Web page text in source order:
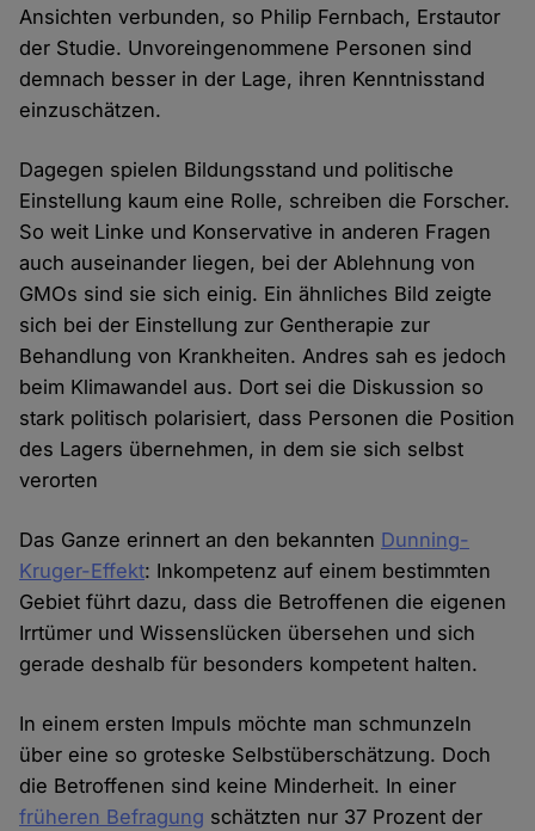
Ansichten verbunden, so Philip Fernbach, Erstautor
der Studie. Unvoreingenommene Personen sind
demnach besser in der Lage, ihren Kenntnisstand
einzuschätzen.
Dagegen spielen Bildungsstand und politische
Einstellung kaum eine Rolle, schreiben die Forscher.
So weit Linke und Konservative in anderen Fragen
auch auseinander liegen, bei der Ablehnung von
GMOs sind sie sich einig. Ein ähnliches Bild zeigte
sich bei der Einstellung zur Gentherapie zur
Behandlung von Krankheiten. Andres sah es jedoch
beim Klimawandel aus. Dort sei die Diskussion so
stark politisch polarisiert, dass Personen die Position
des Lagers übernehmen, in dem sie sich selbst
verorten
Das Ganze erinnert an den bekannten Dunning-
Kruger-Effekt: Inkompetenz auf einem bestimmten
Gebiet führt dazu, dass die Betroffenen die eigenen
Irrtümer und Wissenslücken übersehen und sich
gerade deshalb für besonders kompetent halten.
In einem ersten Impuls möchte man schmunzeln
über eine so groteske Selbstüberschätzung. Doch
die Betroffenen sind keine Minderheit. In einer
früheren Befragung schätzten nur 37 Prozent der